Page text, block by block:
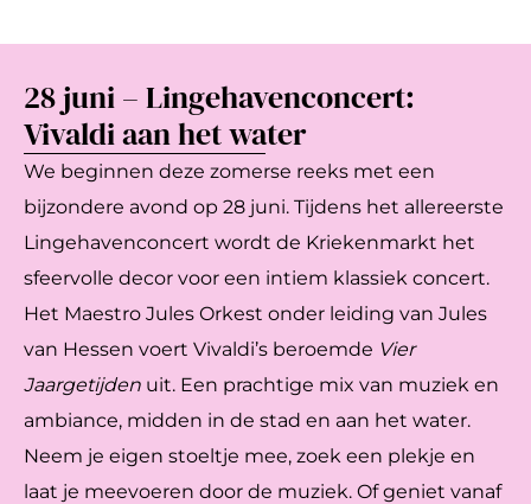
28 juni – Lingehavenconcert:
Vivaldi aan het water
We beginnen deze zomerse reeks met een
bijzondere avond op 28 juni. Tijdens het allereerste
Lingehavenconcert wordt de Kriekenmarkt het
sfeervolle decor voor een intiem klassiek concert.
Het Maestro Jules Orkest onder leiding van Jules
van Hessen voert Vivaldi’s beroemde Vier
Jaargetijden uit. Een prachtige mix van muziek en
ambiance, midden in de stad en aan het water.
Neem je eigen stoeltje mee, zoek een plekje en
laat je meevoeren door de muziek. Of geniet vanaf